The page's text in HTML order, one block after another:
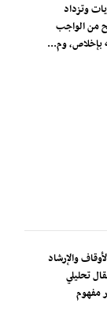
وتزداد
من الواجب
وم...
والإرشاد
تحليلي
مفهوم